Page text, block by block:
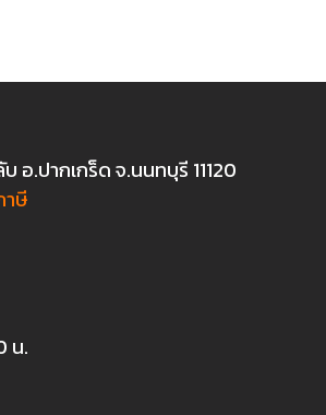
อ.ปากเกร็ด จ.นนทบุรี 11120
าษี
น.